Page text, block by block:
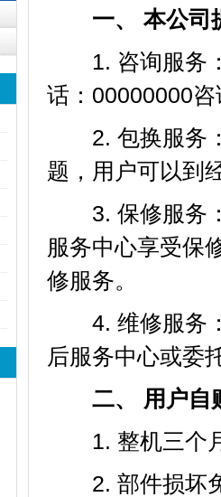
一、 本公司
1. 咨询服务：
话：00000000
2. 包换服务：
题，用户可以到
3. 保修服务：
服务中心享受保
修服务。
4. 维修服务：
后服务中心或委
二、 用户自购
1. 整机三个月
2. 部件损坏